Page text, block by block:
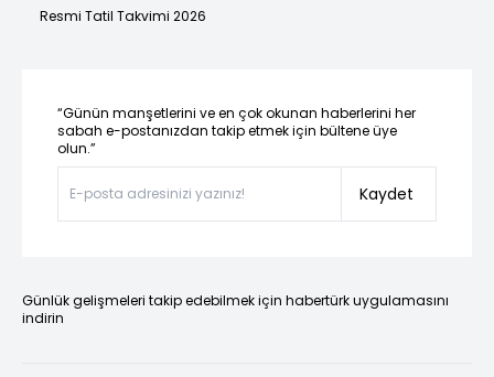
Resmi Tatil Takvimi 2026
“Günün manşetlerini ve en çok okunan haberlerini her
sabah e-postanızdan takip etmek için bültene üye
olun.”
Kaydet
Günlük gelişmeleri takip edebilmek için habertürk uygulamasını
indirin